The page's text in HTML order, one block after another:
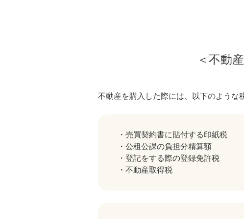
＜不動
不動産を購入した際には、以下のような
・売買契約書に貼付する印紙税
・公租公課の負担分精算額
・登記をする際の登録免許税
・不動産取得税